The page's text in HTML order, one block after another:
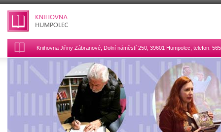
Knihovna Jiřiny Zábranové, Dolní náměstí 250, 39601 Humpolec, telefon: